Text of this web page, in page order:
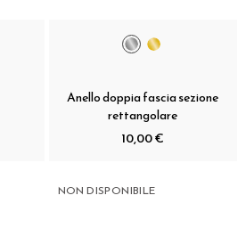
Anello doppia fascia sezione
rettangolare
10,00 €
NON DISPONIBILE